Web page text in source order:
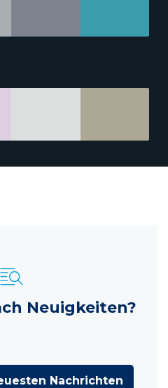
Neuigkeiten?
Nachrichten